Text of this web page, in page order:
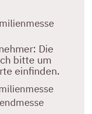
Die
bitte um
einfinden.